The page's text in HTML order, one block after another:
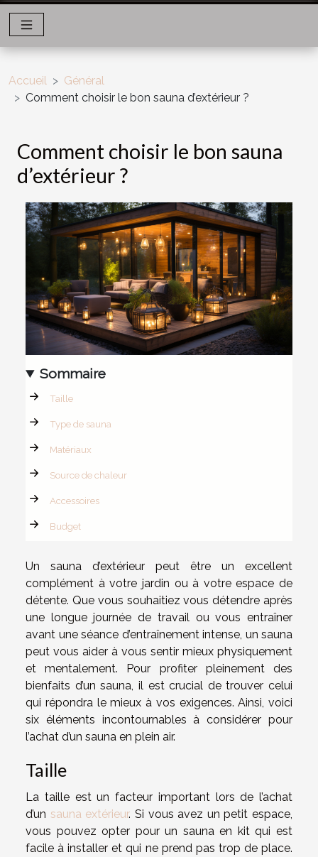
Accueil
Général
Comment choisir le bon sauna d’extérieur ?
Comment choisir le bon sauna
d’extérieur ?
Sommaire
Taille
Type de sauna
Matériaux
Source de chaleur
Accessoires
Budget
Un sauna d’extérieur peut être un excellent
complément à votre jardin ou à votre espace de
détente. Que vous souhaitiez vous détendre après
une longue journée de travail ou vous entraîner
avant une séance d’entraînement intense, un sauna
peut vous aider à vous sentir mieux physiquement
et mentalement. Pour profiter pleinement des
bienfaits d’un sauna, il est crucial de trouver celui
qui répondra le mieux à vos exigences. Ainsi, voici
six éléments incontournables à considérer pour
l’achat d’un sauna en plein air.
Taille
La taille est un facteur important lors de l’achat
d’un sauna extérieur. Si vous avez un petit espace,
vous pouvez opter pour un sauna en kit qui est
facile à installer et qui ne prend pas trop de place.